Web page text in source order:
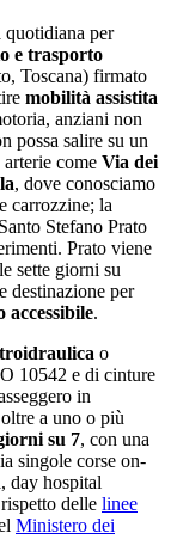
quotidiana per
e trasporto
, Toscana) firmato
mobilità assistita
anziani non
possa salire su un
come Via dei
, dove conosciamo
carrozzine; la
Stefano Prato
. Prato viene
sette giorni su
destinazione per
accessibile.
o
10542 e di cinture
in
a uno o più
su 7, con una
singole corse on-
day hospital
delle linee
Ministero dei